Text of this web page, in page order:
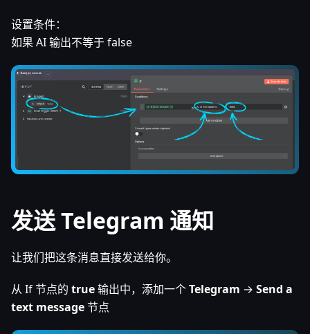
设置条件：
如果 AI 输出不等于 false
发送 Telegram 通知
让我们把这条消息直接发送给你。
从 If 节点的 true输出中，添加一个Telegram → Send a
text message节点